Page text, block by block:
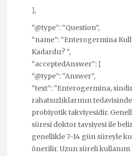
},
“@type”: “Question”,
“name”: “Enterogermina
Kadardır? “,
“acceptedAnswer”: {
“@type”: “Answer”,
“text”: “Enterogermina,
rahatsızlıklarının
probiyotik takviyesidir.
süresi doktor tavsiyesi ile
genellikle 7-14 gün süreyle
önerilir. Uzun süreli